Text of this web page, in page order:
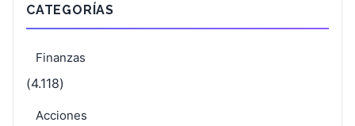
CATEGORÍAS
Finanzas
(4.118)
Acciones